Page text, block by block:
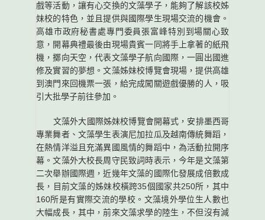
戲等活動，讓有心交換的文藻學子，能夠了解該校姊
妹校的特色，並且提供與國際學生現場交流的機會。
高雄市政府秘書處專門委員張富峰特別到場關心致
意，開幕典禮最後由現場貴賓一同將手上拿著的紙飛
機，擲向天空，代表文藻學子航向國際，一圓出國進
修及實習的夢想。文藻姊妹校博覽會現場，提供高雄
到澳門來回機票一張，給完成闖關遊戲優勝的人，吸
引大批學子前往參加。
文藻外大國際姊妹校博覽會開幕式，安排墨西哥
專業舞者、文藻學生表演尼加拉瓜及越南傳統舞蹈，
在熱情洋溢且充滿異國風情的舞蹈中，為活動拉開序
幕。文藻外大校長周守民致詞時表示，今年是文藻第
二次舉辦國際週，近幾年文藻的國際化發展成倍數成
長，目前文藻的姊妹校橫跨35個國家共250所，其中
160所是有實際交流的學校。文藻境外學位生人數也
大幅成長，其中，前來文藻求學的陸生，不但沒有減